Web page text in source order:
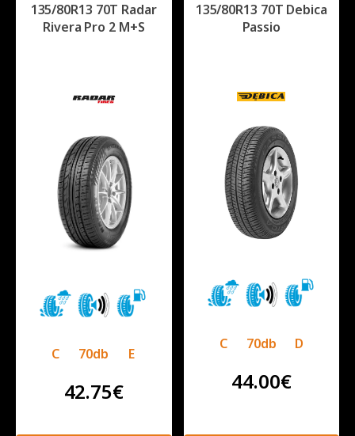
135/80R13 70T Radar
Rivera Pro 2 M+S
C 70db E
42.75€
135/80R13 70T Debica
Passio
C 70db D
44.00€